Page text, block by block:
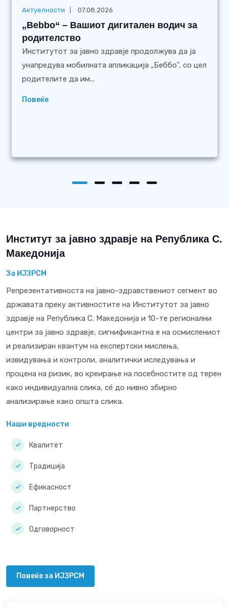
Актуелности 07.08.2026
„Bebbo“ – Вашиот дигитален водич за
родителство
Институтот за јавно здравје продолжува да ја
унапредува мобилната апликација „Беббо", со цел
родителите да им...
Повеќе
Институт за јавно здравје на Република С.
Македонија
За ИЈЗРСМ
Репрезентативноста на јавно-здравствениот сегмент во
државата преку активностите на Институтот за јавно
здравје на Република С. Македонија и 10-те регионални
центри за јавно здравје, сигнификантна е на осмислениот
и реализиран квантум на експертски мислења,
извидувања и контроли, аналитички иследувања и
процена на ризик, во креирање на посебностите од терен
како индивидуална слика, сé до нивно збирно
анализирање како општа слика.
Наши вредности
Квалитет
Традиција
Ефикасност
Партнерство
Одговорност
Повеќе за ИЈЗРСМ